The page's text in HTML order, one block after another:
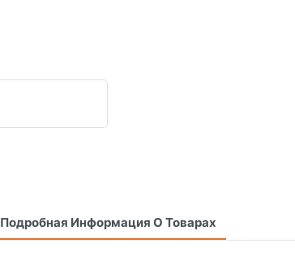
Подробная Информация О Товарах